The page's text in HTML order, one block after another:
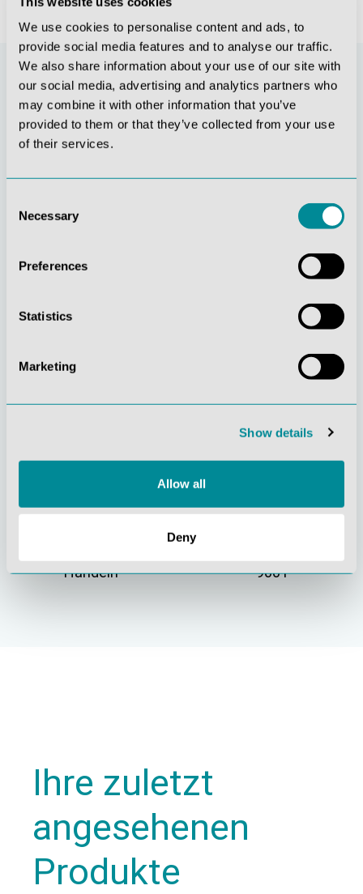
We use cookies to personalise content and ads, to
provide social media features and to analyse our traffic.
We also share information about your use of our site with
our social media, advertising and analytics partners who
may combine it with other information that you’ve
provided to them or that they’ve collected from your use
of their services.
Selection
Necessary
Preferences
Statistics
Marketing
Show details
Allow all
Deny
Verantwortung
Handeln
9001
Ihre zuletzt
angesehenen
Produkte